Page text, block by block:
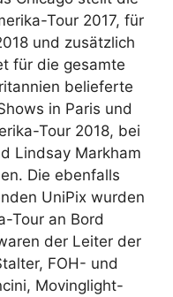
Tour 2017, für
und zusätzlich
für die gesamte
belieferte
in Paris und
Tour 2018, bei
Lindsay Markham
Die ebenfalls
UniPix wurden
Tour an Bord
der Leiter der
FOH- und
Movinglight-